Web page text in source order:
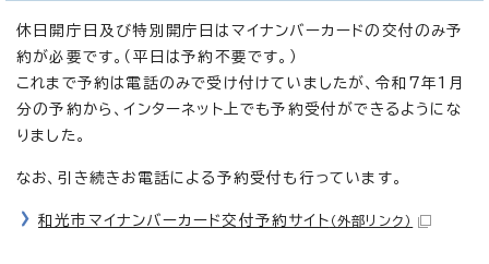
休日開庁日及び特別開庁日はマイナンバーカードの交付のみ予
約が必要です。（平日は予約不要です。）
これまで予約は電話のみで受け付けていましたが、令和7年1月
分の予約から、インターネット上でも予約受付ができるようにな
りました。
なお、引き続きお電話による予約受付も行っています。
和光市マイナンバーカード交付予約サイト （外部リンク）